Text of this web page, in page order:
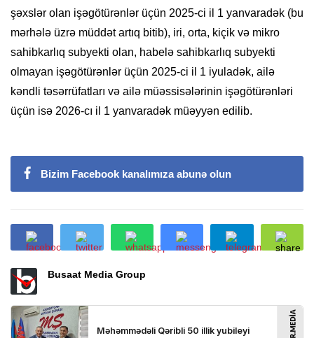
şəxslər olan işəgötürənlər üçün 2025-ci il 1 yanvaradək (bu
mərhələ üzrə müddət artıq bitib), iri, orta, kiçik və mikro
sahibkarlıq subyekti olan, habelə sahibkarlıq subyekti
olmayan işəgötürənlər üçün 2025-ci il 1 iyuladək, ailə
kəndli təsərrüfatları və ailə müəssisələrinin işəgötürənləri
üçün isə 2026-cı il 1 yanvaradək müəyyən edilib.
Bizim Facebook kanalımıza abunə olun
Busaat Media Group